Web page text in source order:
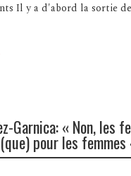
Il y a d'abord la sortie
Garnica: « Non, les
pour les femmes